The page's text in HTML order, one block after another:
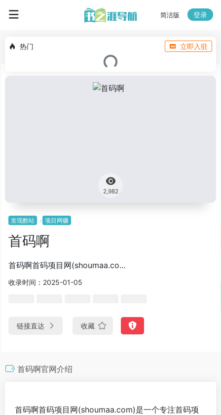
简洁版 登录
热门 立即入驻
2,982
发现酷站 项目网赚
首码啊
首码啊首码项目网(shoumaa.co...
收录时间：2025-01-05
链接直达 收藏
首码啊官网介绍
首码啊首码项目网(shoumaa.com)是一个专注首码项